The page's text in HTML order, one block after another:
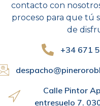
contacto con
proceso para que tú
de
+34 671
Calle Pintor
entresuelo 7.